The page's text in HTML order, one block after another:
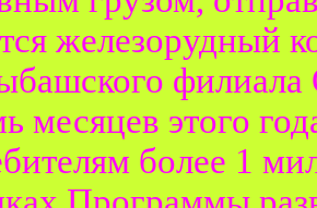
железорудный
месяцев этого
более 1